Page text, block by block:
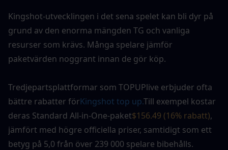
Kingshot-utvecklingen i det sena spelet kan bli dyr på
grund av den enorma mängden TG och vanliga
resurser som krävs. Många spelare jämför
paketvärden noggrant innan de gör köp.
Tredjepartsplattformar som TOPUPlive erbjuder ofta
bättre rabatter förKingshot top up.Till exempel kostar
deras Standard All-in-One-paket$156.49 (16% rabatt),
jämfört med högre officiella priser, samtidigt som ett
betyg på 5,0 från över 239 000 spelare bibehålls.